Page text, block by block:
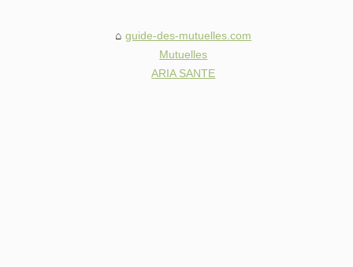
guide-des-mutuelles.com
Mutuelles
ARIA SANTE